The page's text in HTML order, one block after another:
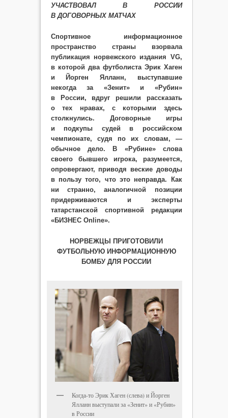
УЧАСТВОВАЛ В РОССИИ
В ДОГОВОРНЫХ МАТЧАХ
Спортивное информационное
пространство страны взорвала
публикация норвежского издания VG,
в которой два футболиста Эрик Хаген
и Йорген Ялланн, выступавшие
некогда за «Зенит» и «Рубин»
в России, вдруг решили рассказать
о тех нравах, с которыми здесь
столкнулись. Договорные игры
и подкупы судей в российском
чемпионате, судя по их словам, —
обычное дело. В «Рубине» слова
своего бывшего игрока, разумеется,
опровергают, приводя веские доводы
в пользу того, что это неправда. Как
ни странно, аналогичной позиции
придерживаются и эксперты
татарстанской спортивной редакции
«БИЗНЕС Online».
НОРВЕЖЦЫ ПРИГОТОВИЛИ
ФУТБОЛЬНУЮ ИНФОРМАЦИОННУЮ
БОМБУ ДЛЯ РОССИИ
Когда-то Эрик Хаген (слева) и Йорген
Ялланн выступали за «Зенит» и «Рубин»
в России